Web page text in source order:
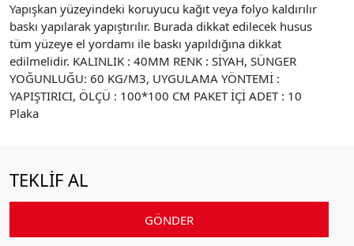
Yapışkan yüzeyindeki koruyucu kağıt veya folyo kaldırılır
baskı yapılarak yapıştırılır. Burada dikkat edilecek husus
tüm yüzeye el yordamı ile baskı yapıldığına dikkat
edilmelidir. KALINLIK : 40MM RENK : SİYAH, SÜNGER
YOĞUNLUĞU: 60 KG/M3, UYGULAMA YÖNTEMİ :
YAPIŞTIRICI, ÖLÇÜ : 100*100 CM PAKET İÇİ ADET : 10
Plaka
TEKLİF AL